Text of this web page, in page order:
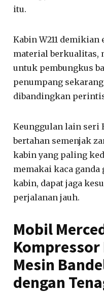
itu.
Kabin W211
material berkualitas,
untuk pembungkus
penumpang
dibandingkan
Keunggulan lain seri
bertahan semenjak
kabin yang paling
memakai kaca ganda
kabin, dapat jaga
perjalanan jauh.
Mobil
Mesin
dengan